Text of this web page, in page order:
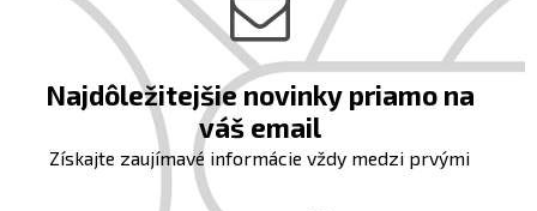
Najdôležitejšie novinky priamo na
váš email
Získajte zaujímavé informácie vždy medzi prvými